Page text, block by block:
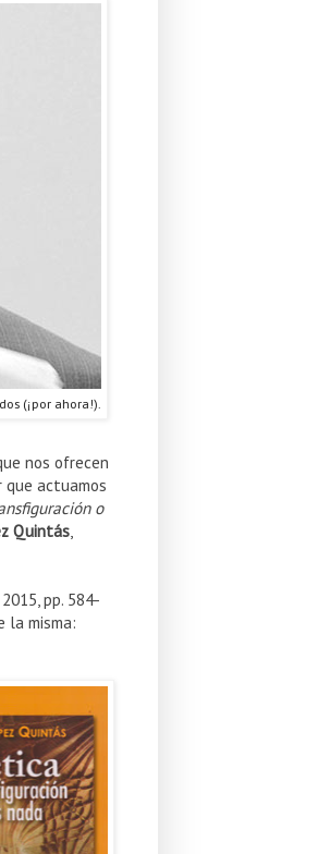
(¡por ahora!).
nos ofrecen
que actuamos
o
Quintás
pp. 584-
la misma: